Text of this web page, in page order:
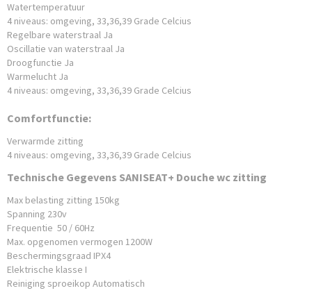
Watertemperatuur
4 niveaus: omgeving, 33,36,39 Grade Celcius
Regelbare waterstraal Ja
Oscillatie van waterstraal Ja
Droogfunctie Ja
Warmelucht Ja
4 niveaus: omgeving, 33,36,39 Grade Celcius
Comfortfunctie:
Verwarmde zitting
4 niveaus: omgeving, 33,36,39 Grade Celcius
Technische Gegevens SANISEAT+ Douche wc zitting
Max belasting zitting 150kg
Spanning 230v
Frequentie 50 / 60Hz
Max. opgenomen vermogen 1200W
Beschermingsgraad IPX4
Elektrische klasse I
Reiniging sproeikop Automatisch